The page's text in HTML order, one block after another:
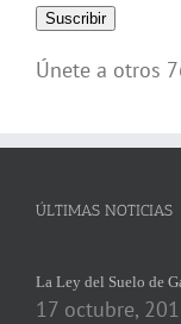
correo
electrónico
Suscribir
Únete a otros
ÚLTIMAS NOTICIAS
La Ley del Suelo de
17 octubre,